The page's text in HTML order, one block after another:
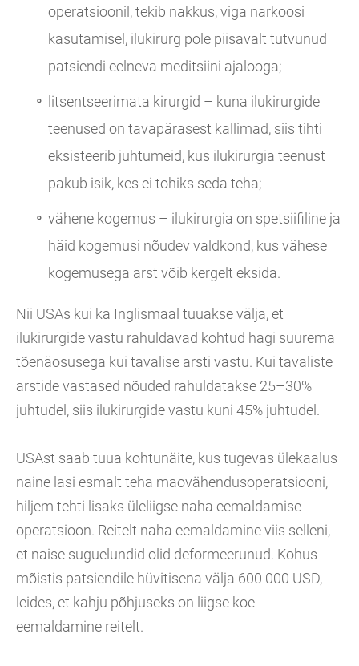
operatsioonil, tekib nakkus, viga narkoosi
kasutamisel, ilukirurg pole piisavalt tutvunud
patsiendi eelneva meditsiini ajalooga;
litsentseerimata kirurgid – kuna ilukirurgide
teenused on tavapärasest kallimad, siis tihti
eksisteerib juhtumeid, kus ilukirurgia teenust
pakub isik, kes ei tohiks seda teha;
vähene kogemus – ilukirurgia on spetsiifiline ja
häid kogemusi nõudev valdkond, kus vähese
kogemusega arst võib kergelt eksida.
Nii USAs kui ka Inglismaal tuuakse välja, et
ilukirurgide vastu rahuldavad kohtud hagi suurema
tõenäosusega kui tavalise arsti vastu. Kui tavaliste
arstide vastased nõuded rahuldatakse 25–30%
juhtudel, siis ilukirurgide vastu kuni 45% juhtudel.
USAst saab tuua kohtunäite, kus tugevas ülekaalus
naine lasi esmalt teha maovähendusoperatsiooni,
hiljem tehti lisaks üleliigse naha eemaldamise
operatsioon. Reitelt naha eemaldamine viis selleni,
et naise suguelundid olid deformeerunud. Kohus
mõistis patsiendile hüvitisena välja 600 000 USD,
leides, et kahju põhjuseks on liigse koe
eemaldamine reitelt.